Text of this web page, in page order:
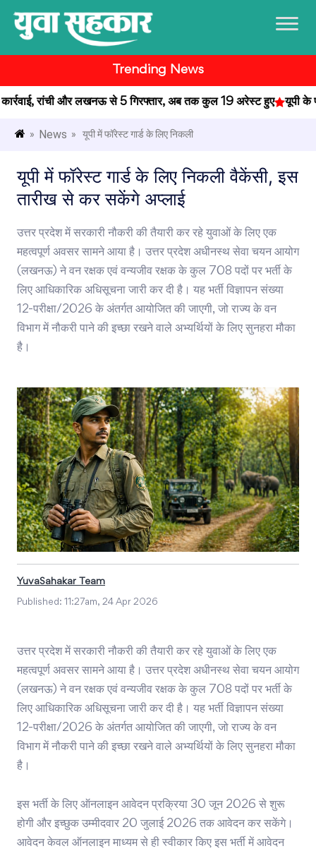
Trending News
रांची और लखनऊ से 5 गिरफ्तार, अब तक कुल 19 अरेस्ट हुए यूपी के
» News » यूपी में फॉरेस्ट गार्ड के लिए निकली
यूपी में फॉरेस्ट गार्ड के लिए निकली वैकेंसी, इस
तारीख से कर सकेंगे अप्लाई
उत्तर प्रदेश में सरकारी नौकरी की तैयारी कर रहे युवाओं के लिए एक
महत्वपूर्ण अवसर सामने आया है। उत्तर प्रदेश अधीनस्थ सेवा चयन आयोग
(लखनऊ) ने वन रक्षक एवं वन्यजीव रक्षक के कुल 708 पदों पर भर्ती के
लिए आधिकारिक अधिसूचना जारी कर दी है। यह भर्ती विज्ञापन संख्या
12-परीक्षा/2026 के अंतर्गत आयोजित की जाएगी, जो राज्य के वन
विभाग में नौकरी पाने की इच्छा रखने वाले अभ्यर्थियों के लिए सुनहरा मौका
है।
YuvaSahakar Team
Published: 11:27am, 24 Apr 2026
उत्तर प्रदेश में सरकारी नौकरी की तैयारी कर रहे युवाओं के लिए एक
महत्वपूर्ण अवसर सामने आया है। उत्तर प्रदेश अधीनस्थ सेवा चयन आयोग
(लखनऊ) ने वन रक्षक एवं वन्यजीव रक्षक के कुल 708 पदों पर भर्ती के
लिए आधिकारिक अधिसूचना जारी कर दी है। यह भर्ती विज्ञापन संख्या
12-परीक्षा/2026 के अंतर्गत आयोजित की जाएगी, जो राज्य के वन
विभाग में नौकरी पाने की इच्छा रखने वाले अभ्यर्थियों के लिए सुनहरा मौका
है।
इस भर्ती के लिए ऑनलाइन आवेदन प्रक्रिया 30 जून 2026 से शुरू
होगी और इच्छुक उम्मीदवार 20 जुलाई 2026 तक आवेदन कर सकेंगे।
आवेदन केवल ऑनलाइन माध्यम से ही स्वीकार किए इस भर्ती में आवेदन